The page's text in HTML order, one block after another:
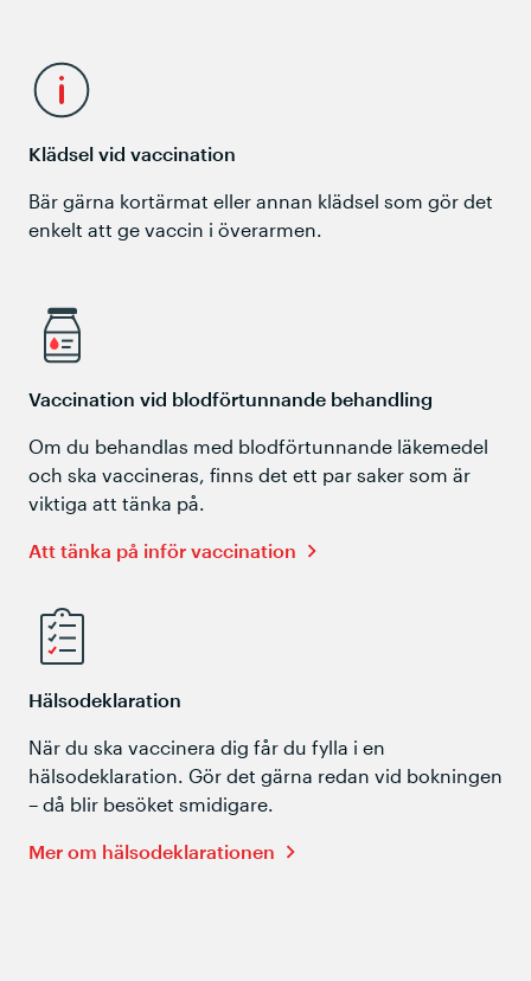
Klädsel vid vaccination
Bär gärna kortärmat eller annan klädsel som gör det
enkelt att ge vaccin i överarmen.
Vaccination vid blodförtunnande behandling
Om du behandlas med blodförtunnande läkemedel
och ska vaccineras, finns det ett par saker som är
viktiga att tänka på.
Att tänka på inför vaccination
Hälsodeklaration
När du ska vaccinera dig får du fylla i en
hälsodeklaration. Gör det gärna redan vid bokningen
– då blir besöket smidigare.
Mer om hälsodeklarationen